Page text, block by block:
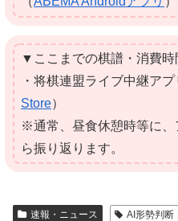
▼ここまでの棋譜・消費
・将棋連盟ライブ中継アプ
Store）
※通常、昼食休憩時等に
ら振り返ります。
速報・ニュース AI形勢判断